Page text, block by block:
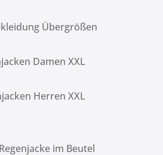
Übergrößen
Damen XXL
Herren XXL
im Beutel